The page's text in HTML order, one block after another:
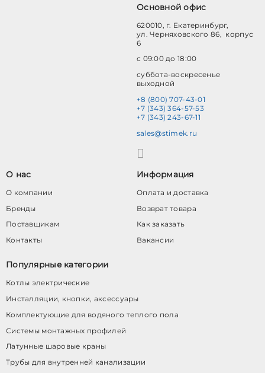
Основной офис
620010, г. Екатеринбург,
ул. Черняховского 86, корпус
6
с 09:00 до 18:00
суббота-воскресенье
выходной
+8 (800) 707-43-01
+7 (343) 364-57-53
+7 (343) 243-67-11
sales@stimek.ru
О нас
О компании
Бренды
Поставщикам
Контакты
Информация
Оплата и доставка
Возврат товара
Как заказать
Вакансии
Популярные категории
Котлы электрические
Инсталляции, кнопки, аксессуары
Комплектующие для водяного теплого пола
Системы монтажных профилей
Латунные шаровые краны
Трубы для внутренней канализации